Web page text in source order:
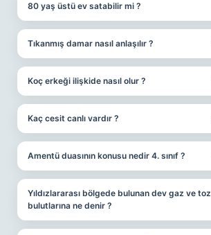
80 yaş üstü ev satabilir mi ?
Tıkanmış damar nasıl anlaşılır ?
Koç erkeği ilişkide nasıl olur ?
Kaç cesit canlı vardır ?
Amentü duasının konusu nedir 4. sınıf ?
Yıldızlararası bölgede bulunan dev gaz ve toz
bulutlarına ne denir ?